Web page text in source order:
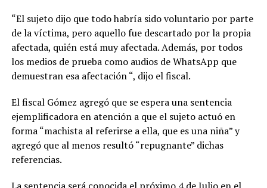
“El sujeto dijo que todo habría sido voluntario por parte
de la víctima, pero aquello fue descartado por la propia
afectada, quién está muy afectada. Además, por todos
los medios de prueba como audios de WhatsApp que
demuestran esa afectación “, dijo el fiscal.
El fiscal Gómez agregó que se espera una sentencia
ejemplificadora en atención a que el sujeto actuó en
forma “machista al referirse a ella, que es una niña” y
agregó que al menos resultó “repugnante” dichas
referencias.